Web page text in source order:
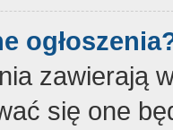
zawierają
się one